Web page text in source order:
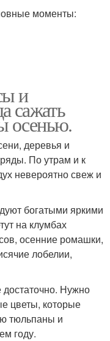
моменты:
и
сажать
осенью.
деревья и
По утрам и к
невероятно свеж и
богатыми яркими
на клумбах
осенние ромашки,
лобелии,
достаточно. Нужно
цветы, которые
тюльпаны и
году.